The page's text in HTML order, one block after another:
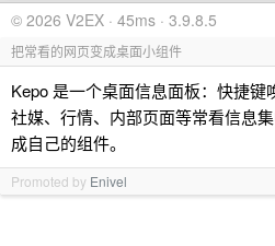
© 2026 V2EX · 45ms · 3.9.8.5
把常看的网页变成桌面小组件
Kepo 是一个桌面信息面板：快捷键
社媒、行情、内部页面等常看信息
成自己的组件。
Promoted by Enivel